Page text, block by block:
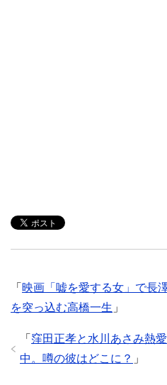
「 映画「嘘を愛する女」で長
を突っ込む高橋一生 」
「 窪田正孝と水川あさみ熱
中。噂の彼はどこに？ 」